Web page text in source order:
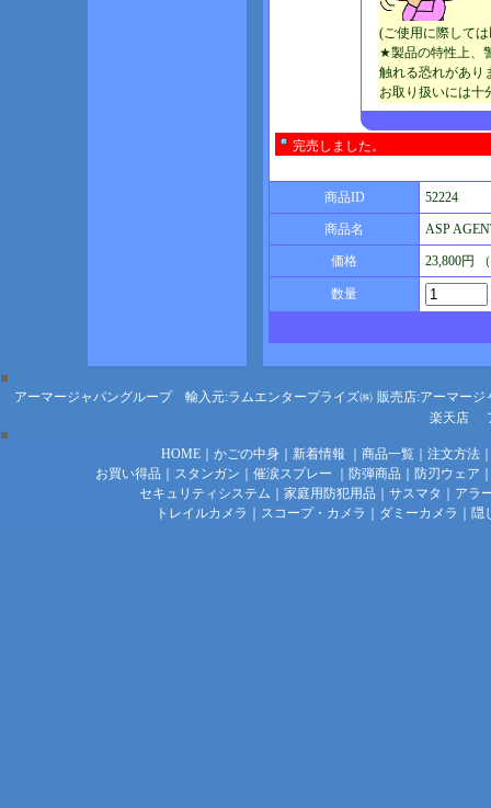
(ご使用に際して
★製品の特性上、
触れる恐れがあり
お取り扱いには十
完売しました。
商品ID 52224
商品名 ASP
価格 23,800円
数量
アーマージャパングループ 輸入元:ラムエンタープライズ㈱ 販売店:アーマージ
楽天店
HOME｜ かごの中身｜ 新着情報 商品一覧｜ 注文方法
お買い得品
スタンガン 催涙スプレー 防弾商品 防刃ウェア
セキュリティシステム
家庭用防犯用品 サスマタ
アラ
トレイルカメラ
スコープ・カメラ ダミーカメラ 隠